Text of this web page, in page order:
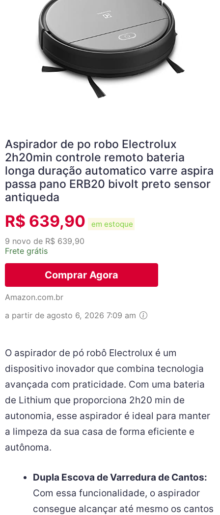
Aspirador de po robo Electrolux
2h20min controle remoto bateria
longa duração automatico varre aspira
passa pano ERB20 bivolt preto sensor
antiqueda
R$ 639,90 em estoque
9 novo de R$ 639,90
Frete grátis
Comprar Agora
Amazon.com.br
a partir de agosto 6, 2026 7:09 am
O aspirador de pó robô Electrolux é um
dispositivo inovador que combina tecnologia
avançada com praticidade. Com uma bateria
de Lithium que proporciona 2h20 min de
autonomia, esse aspirador é ideal para manter
a limpeza da sua casa de forma eficiente e
autônoma.
Dupla Escova de Varredura de Cantos:
Com essa funcionalidade, o aspirador
consegue alcançar até mesmo os cantos